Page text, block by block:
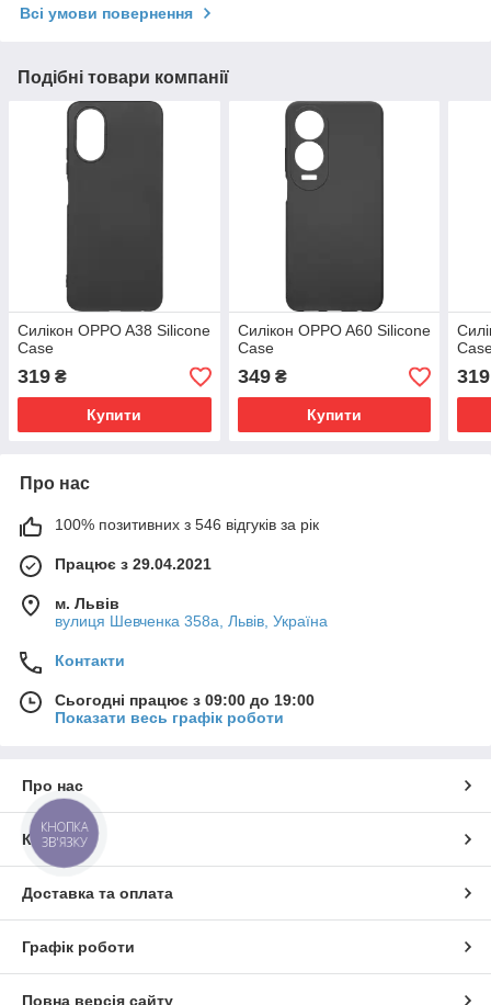
Всі умови повернення
Подібні товари компанії
Силікон OPPO A38 Silicone
Case
319 ₴
Купити
Силікон OPPO A60 Silicone
Case
349₴
Купити
319
Про нас
100% позитивних з 546 відгуків за рік
Працює з 29.04.2021
м. Львів
вулиця Шевченка 358а, Львів, Україна
Контакти
Сьогодні працює з 09:00 до 19:00
Показати весь графік роботи
Про нас
Контакти
Доставка та оплата
Графік роботи
Повна версія сайту
КНОПКА
ЗВ'ЯЗКУ